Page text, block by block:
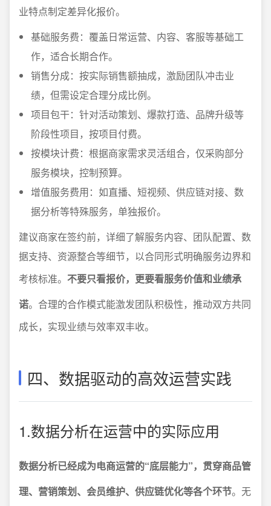
业特点制定差异化报价。
基础服务费：覆盖日常运营、内容、客服等基础工
作，适合长期合作。
销售分成：按实际销售额抽成，激励团队冲击业
绩，但需设定合理分成比例。
项目包干：针对活动策划、爆款打造、品牌升级等
阶段性项目，按项目付费。
按模块计费：根据商家需求灵活组合，仅采购部分
服务模块，控制预算。
增值服务费用：如直播、短视频、供应链对接、数
据分析等特殊服务，单独报价。
建议商家在签约前，详细了解服务内容、团队配置、数
据支持、资源整合等细节，以合同形式明确服务边界和
考核标准。 不要只看报价，更要看服务价值和业绩承
诺。合理的合作模式能激发团队积极性，推动双方共同
成长，实现业绩与效率双丰收。
四、数据驱动的高效运营实践
1.数据分析在运营中的实际应用
数据分析已经成为电商运营的“底层能力”，贯穿商品管
理、营销策划、会员维护、供应链优化等各个环节。无